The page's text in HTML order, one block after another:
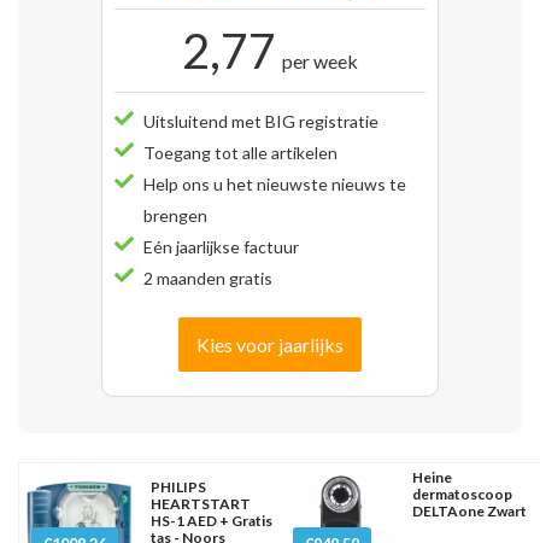
2,77 per week
Uitsluitend met BIG registratie
Toegang tot alle artikelen
Help ons u het nieuwste nieuws te
brengen
Eén jaarlijkse factuur
2 maanden gratis
Kies voor jaarlijks
PHILIPS
HEARTSTART
HS-1 AED + Gratis
tas - Noors
Heine
dermatoscoop
DELTAone Zwart